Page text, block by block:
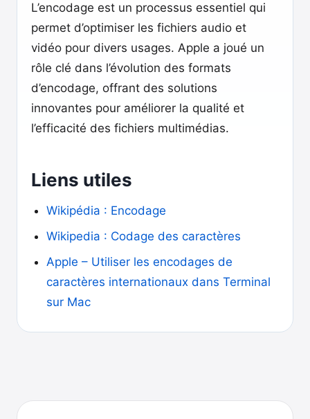
L’encodage est un processus essentiel qui
permet d’optimiser les fichiers audio et
vidéo pour divers usages. Apple a joué un
rôle clé dans l’évolution des formats
d’encodage, offrant des solutions
innovantes pour améliorer la qualité et
l’efficacité des fichiers multimédias.
Liens utiles
Wikipédia : Encodage
Wikipedia : Codage des caractères
Apple – Utiliser les encodages de
caractères internationaux dans Terminal
sur Mac